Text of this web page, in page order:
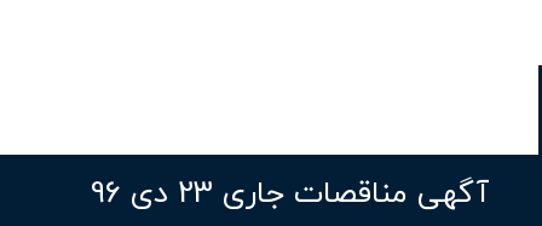
آگهی مناقصات جاری 23 دی 96